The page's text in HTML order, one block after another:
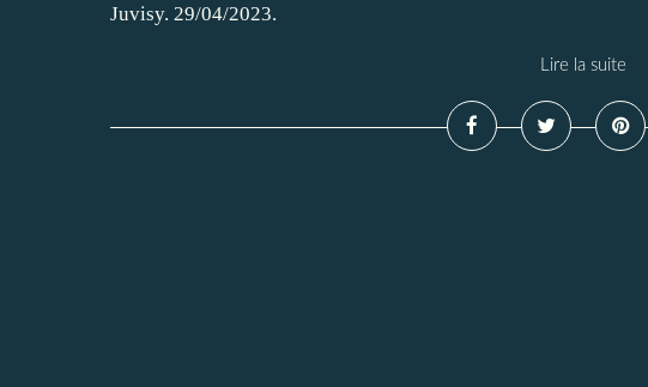
Juvisy. 29/04/2023.
Lire la suite